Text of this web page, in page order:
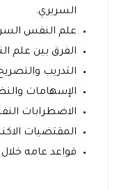
السريري.
علم النفس
الفرق بين علم
التدريب
الإسهامات
الاضطرابات
المقتضيات
قواعد عامه